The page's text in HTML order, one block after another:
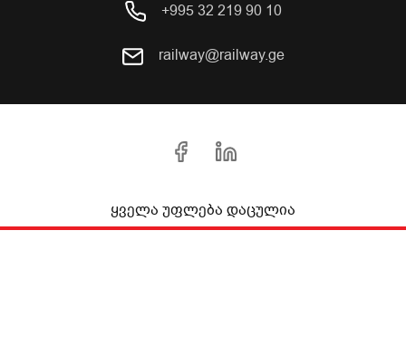
+995 32 219 90 10
railway@railway.ge
ყველა უფლება დაცულია